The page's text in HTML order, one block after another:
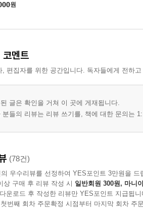
원
코멘트
, 편집자를 위한 공간입니다. 독자들에게 전하
글은 확인을 거쳐 이 곳에 게재됩니다.
분들의 리뷰는 리뷰 쓰기를, 책에 대한 문의는
(78건)
우수리뷰를 선정하여 YES포인트 3만원을 드
상 구매 후 리뷰 작성 시 일반회원 300원, 마니
운로드 후 작성한 리뷰만 YES포인트 지급됩니
번째 회차 주문확정 시점부터 마지막 회차 주